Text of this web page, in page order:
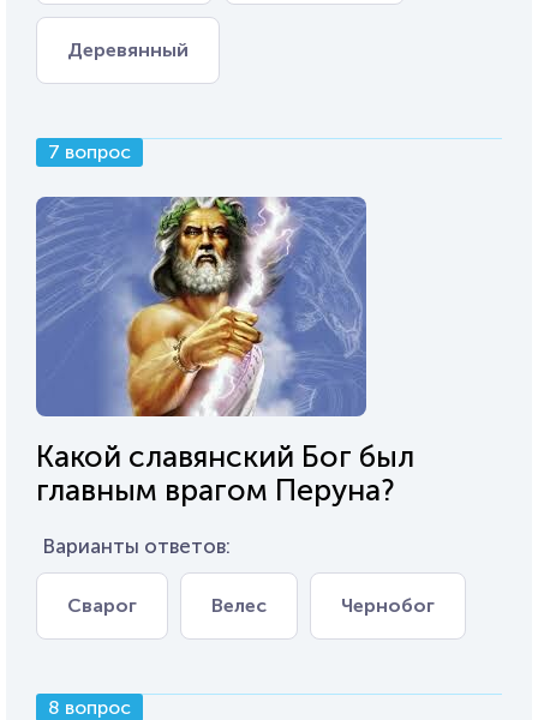
Деревянный
7 вопрос
Какой славянский Бог был
главным врагом Перуна?
Варианты ответов:
Сварог Велес Чернобог
8 вопрос